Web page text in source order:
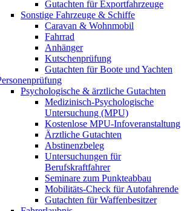
Gutachten für Exportfahrzeuge
Sonstige Fahrzeuge & Schiffe
Caravan & Wohnmobil
Fahrrad
Anhänger
Kutschenprüfung
Gutachten für Boote und Yachten
Psychologische & ärztliche Gutachten
Medizinisch-Psychologische
Untersuchung (MPU)
Kostenlose MPU-Infoveranstaltung
Ärztliche Gutachten
Abstinenzbeleg
Untersuchungen für
Berufskraftfahrer
Seminare zum Punkteabbau
Mobilitäts-Check für Autofahrende
Gutachten für Waffenbesitzer